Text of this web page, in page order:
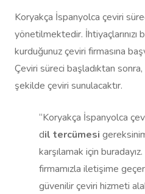
Koryakça İspanyolca çeviri
yönetilmektedir.
kurduğunuz çeviri firmasına
Çeviri süreci başladıktan sonra,
şekilde çeviri sunulacaktır.
“Koryakça İspanyolca
dil tercümesi
karşılamak için
firmamızla iletişime
güvenilir çeviri hizmeti